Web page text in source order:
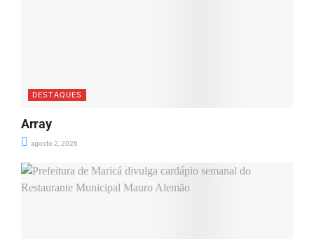
DESTAQUES
Array
agosto 2, 2026